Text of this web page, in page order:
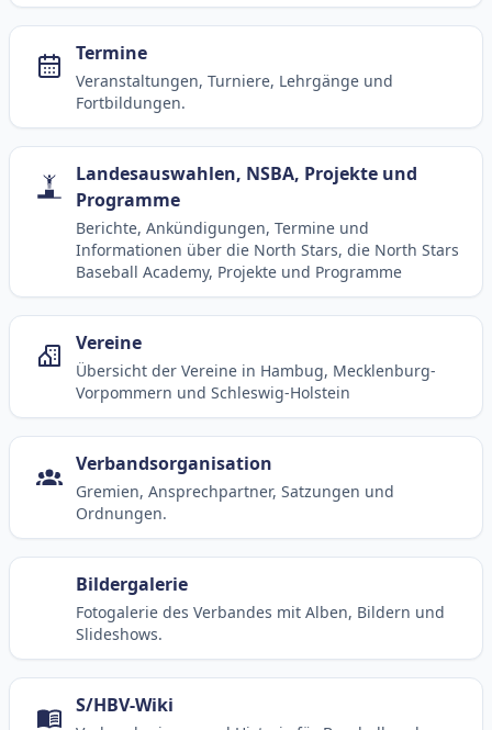
Termine
Veranstaltungen, Turniere, Lehrgänge und
Fortbildungen.
Landesauswahlen, NSBA, Projekte und
Programme
Berichte, Ankündigungen, Termine und
Informationen über die North Stars, die North Stars
Baseball Academy, Projekte und Programme
Vereine
Übersicht der Vereine in Hambug, Mecklenburg-
Vorpommern und Schleswig-Holstein
Verbandsorganisation
Gremien, Ansprechpartner, Satzungen und
Ordnungen.
Bildergalerie
Fotogalerie des Verbandes mit Alben, Bildern und
Slideshows.
S/HBV-Wiki